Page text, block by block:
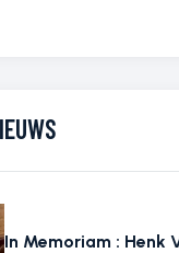
In Memoriam : Henk